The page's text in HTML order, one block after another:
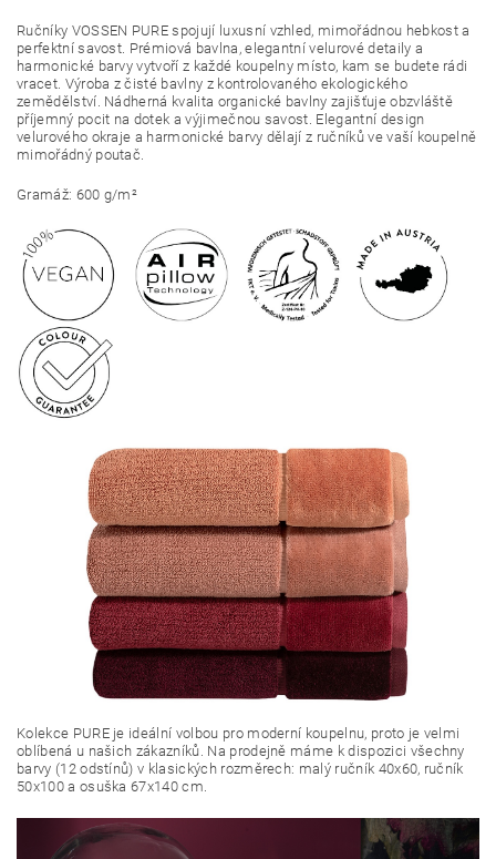
Ručníky VOSSEN PURE spojují luxusní vzhled, mimořádnou hebkost a
perfektní savost. Prémiová bavlna, elegantní velurové detaily a
harmonické barvy vytvoří z každé koupelny místo, kam se budete rádi
vracet. Výroba z čisté bavlny z kontrolovaného ekologického
zemědělství. Nádherná kvalita organické bavlny zajišťuje obzvláště
příjemný pocit na dotek a výjimečnou savost. Elegantní design
velurového okraje a harmonické barvy dělají z ručníků ve vaší koupelně
mimořádný poutač.
Gramáž: 600 g/m²
Kolekce PURE je ideální volbou pro moderní koupelnu, proto je velmi
oblíbená u našich zákazníků. Na prodejně máme k dispozici všechny
barvy (12 odstínů) v klasických rozměrech: malý ručník 40x60, ručník
50x100 a osuška 67x140 cm.